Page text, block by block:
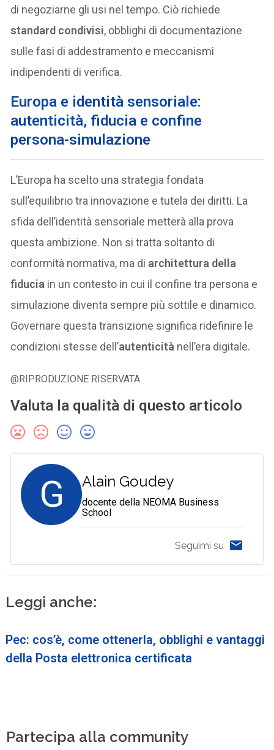
di negoziarne gli usi nel tempo. Ciò richiede
standard condivisi, obblighi di documentazione
sulle fasi di addestramento e meccanismi
indipendenti di verifica.
Europa e identità sensoriale:
autenticità, fiducia e confine
persona-simulazione
L’Europa ha scelto una strategia fondata
sull’equilibrio tra innovazione e tutela dei diritti. La
sfida dell’identità sensoriale metterà alla prova
questa ambizione. Non si tratta soltanto di
conformità normativa, ma di architettura della
fiducia in un contesto in cui il confine tra persona e
simulazione diventa sempre più sottile e dinamico.
Governare questa transizione significa ridefinire le
condizioni stesse dell’autenticità nell’era digitale.
@RIPRODUZIONE RISERVATA
Valuta la qualità di questo articolo
G Alain Goudey
docente della NEOMA Business
School
Seguimi su
Leggi anche:
Pec: cos’è, come ottenerla, obblighi e vantaggi
della Posta elettronica certificata
Partecipa alla community